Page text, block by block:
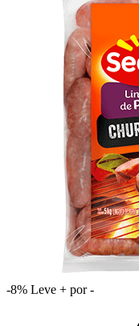
-8% Leve + por -